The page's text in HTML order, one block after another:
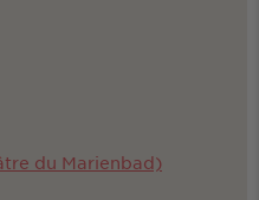
du Marienbad)